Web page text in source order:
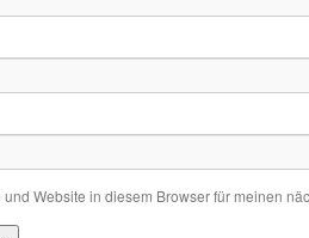
Website in diesem Browser für meinen